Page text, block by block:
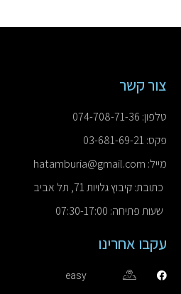
צור קשר
טלפון: 074-708-71-36
פקס: 03-681-69-21
מייל: hatamburia@gmail.com
כתובת: קיבוץ גלויות 71, תל אביב
שעות פתיחה: 07:30-17:00
עקבו אחרינו
easy